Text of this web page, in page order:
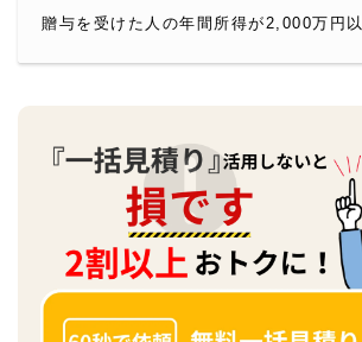
贈与を受けた人の年間所得が2,000万円